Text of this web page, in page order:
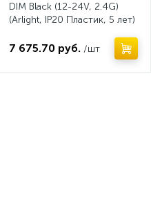
DIM Black (12-24V, 2.4G)
(Arlight, IP20 Пластик, 5 лет)
7 675.70 руб. /шт